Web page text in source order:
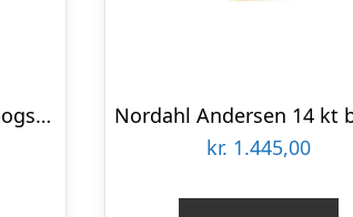
Nordahl Andersen sølv bogstav J
kr. 1.445,00